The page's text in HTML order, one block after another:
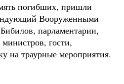
погибших, пришли
Вооруженными
парламентарии,
гости,
на траурные мероприятия.